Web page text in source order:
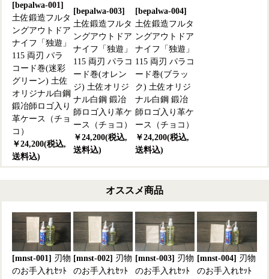
[bepalwa-001]
土佐鍛造フルタ
ングアウトドア
ナイフ「独遊」
115 両刃 パラ
コード巻(迷彩
グリーン) 土佐
オリジナル白鋼
鍛冶師ロゴ入り
革ケース（チョ
コ）
￥24,200(税込,
送料込)
[bepalwa-003]
土佐鍛造フルタ
ングアウトドア
ナイフ「独遊」
115 両刃 パラコ
ード巻(オレン
ジ) 土佐オリジ
ナル白鋼 鍛冶
師ロゴ入り革ケ
ース（チョコ）
￥24,200(税込,
送料込)
[bepalwa-004]
土佐鍛造フルタ
ングアウトドア
ナイフ「独遊」
115 両刃 パラコ
ード巻(ブラッ
ク) 土佐オリジ
ナル白鋼 鍛冶
師ロゴ入り革ケ
ース（チョコ）
￥24,200(税込,
送料込)
オススメ商品
[mnst-001] 刃物
のお手入れｾｯﾄ
[mnst-002] 刃物
のお手入れｾｯﾄ
[mnst-003] 刃物
のお手入れｾｯﾄ
[mnst-004] 刃物
のお手入れｾｯﾄ